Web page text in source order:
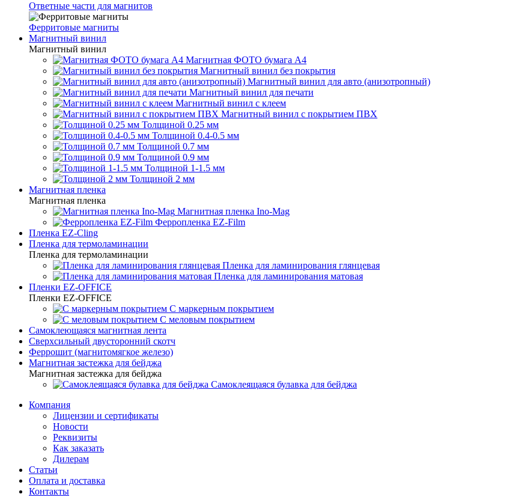
Ответные части для магнитов
Ферритовые магниты
Магнитный винил
Магнитный винил
Магнитная ФОТО бумага А4
Магнитный винил без покрытия
Магнитный винил для авто (анизотропный)
Магнитный винил для печати
Магнитный винил с клеем
Магнитный винил с покрытием ПВХ
Толщиной 0.25 мм
Толщиной 0.4-0.5 мм
Толщиной 0.7 мм
Толщиной 0.9 мм
Толщиной 1-1.5 мм
Толщиной 2 мм
Магнитная пленка
Магнитная пленка
Магнитная пленка Ino-Mag
Ферропленка EZ-Film
Пленка EZ-Cling
Пленка для термоламинации
Пленка для термоламинации
Пленка для ламинирования глянцевая
Пленка для ламинирования матовая
Пленки EZ-OFFICE
Пленки EZ-OFFICE
С маркерным покрытием
С меловым покрытием
Самоклеющаяся магнитная лента
Сверхсильный двусторонний скотч
Феррошит (магнитомягкое железо)
Магнитная застежка для бейджа
Магнитная застежка для бейджа
Самоклеящаяся булавка для бейджа
Компания
Лицензии и сертификаты
Новости
Реквизиты
Как заказать
Дилерам
Статьи
Оплата и доставка
Контакты